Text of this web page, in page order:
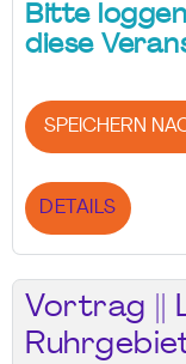
Bitte
diese
SPEICHERN
DETAILS
Vortrag ||